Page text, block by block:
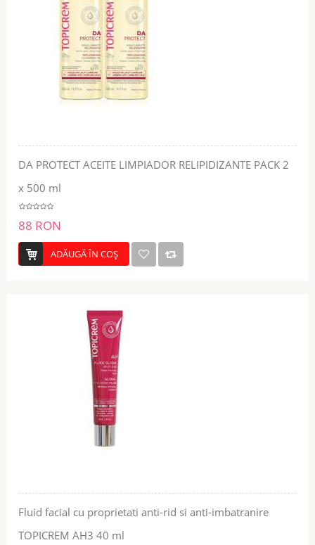
DA PROTECT ACEITE LIMPIADOR RELIPIDIZANTE PACK 2
x 500 ml
88 RON
ADĂUGĂ ÎN COŞ
Fluid facial cu proprietati anti-rid si anti-imbatranire
TOPICREM AH3 40 ml